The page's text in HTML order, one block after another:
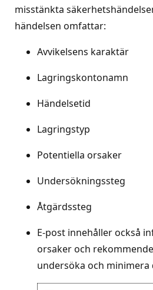
misstänkta
händelsen omfattar:
Avvikelsens karaktär
Lagringskontonamn
Händelsetid
Lagringstyp
Potentiella orsaker
Undersökningssteg
Åtgärdssteg
E-post innehåller också
orsaker och
undersöka och